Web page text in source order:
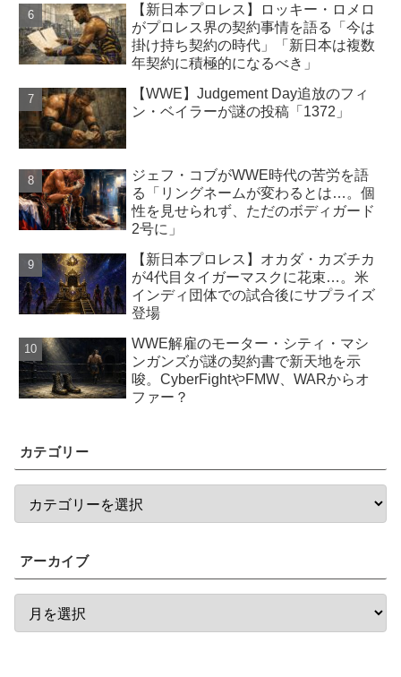
【新日本プロレス】ロッキー・ロメロ
がプロレス界の契約事情を語る「今は
掛け持ち契約の時代」「新日本は複数
年契約に積極的になるべき」
【WWE】Judgement Day追放のフィ
ン・ベイラーが謎の投稿「1372」
ジェフ・コブがWWE時代の苦労を語
る「リングネームが変わるとは…。個
性を見せられず、ただのボディガード
2号に」
【新日本プロレス】オカダ・カズチカ
が4代目タイガーマスクに花束…。米
インディ団体での試合後にサプライズ
登場
WWE解雇のモーター・シティ・マシ
ンガンズが謎の契約書で新天地を示
唆。CyberFightやFMW、WARからオ
ファー？
カテゴリー
アーカイブ